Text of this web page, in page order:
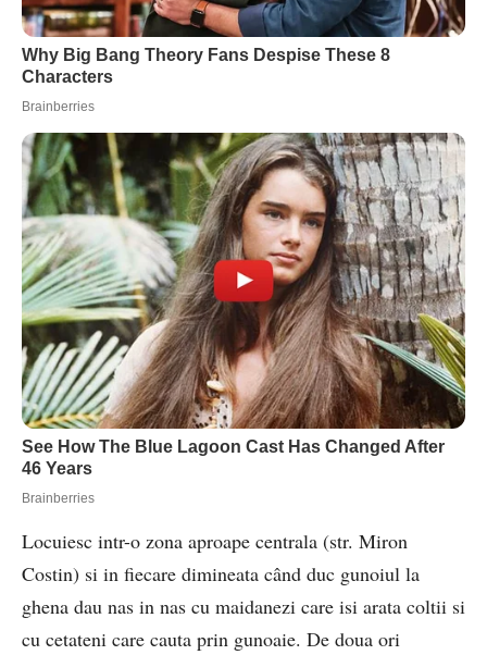
Locuiesc intr-o zona aproape centrala (str. Miron
Costin) si in fiecare dimineata când duc gunoiul la
ghena dau nas in nas cu maidanezi care isi arata coltii si
cu cetateni care cauta prin gunoaie. De doua ori